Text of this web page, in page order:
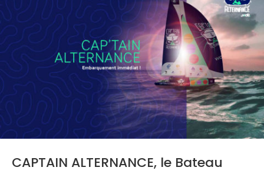
CAPTAIN ALTERNANCE, le Bateau